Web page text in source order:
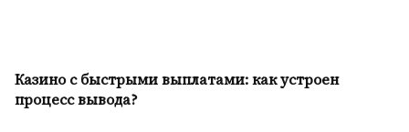
Казино с быстрыми выплатами: как устроен
процесс вывода?